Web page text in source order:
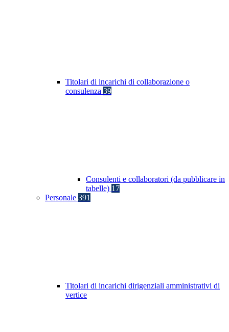
Titolari di incarichi di collaborazione o
consulenza 39
Consulenti e collaboratori (da pubblicare in
tabelle) 17
Personale 391
Titolari di incarichi dirigenziali amministrativi di
vertice